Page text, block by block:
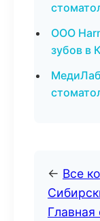
ООО
зубов в
← Все
Главная